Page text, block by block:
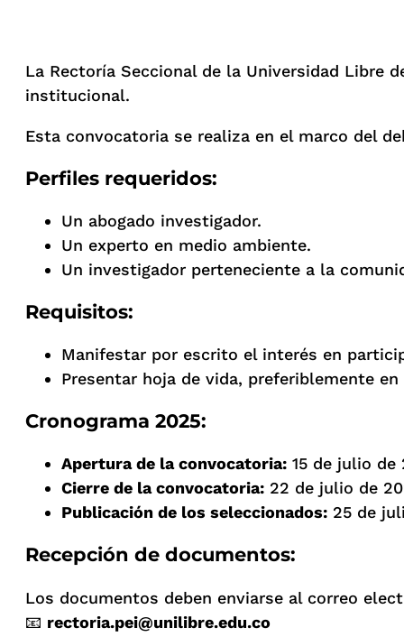
La Rectoría Seccional de la Universidad Libre
institucional.
Esta convocatoria se realiza en el marco del
Perfiles requeridos:
Un abogado investigador.
Un experto en medio ambiente.
Un investigador perteneciente a la
Requisitos:
Manifestar por escrito el interés en
Presentar hoja de vida, preferiblemente
Cronograma 2025:
Apertura de la convocatoria: 15 de julio de
Cierre de la convocatoria: 22 de julio de
Publicación de los seleccionados: 25 de
Recepción de documentos:
Los documentos deben enviarse al correo
📧 rectoria.pei@unilibre.edu.co